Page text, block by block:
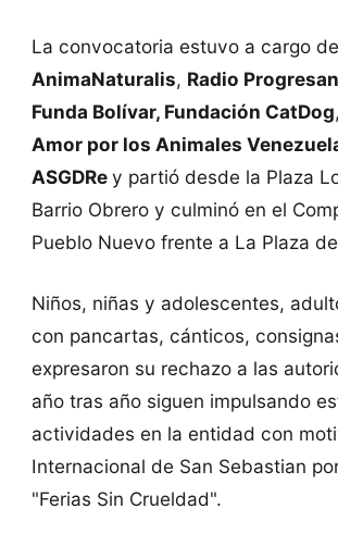
La convocatoria estuvo a cargo de
AnimaNaturalis, Radio
Funda Bolívar, Fundación CatDog,
Amor por los Animales
ASGDRey partió desde la Plaza
Barrio Obrero y culminó en el
Pueblo Nuevo frente a La Plaza
Niños, niñas y adolescentes,
con pancartas, cánticos,
expresaron su rechazo a las
año tras año siguen impulsando
actividades en la entidad con
Internacional de San Sebastian
"Ferias Sin Crueldad".